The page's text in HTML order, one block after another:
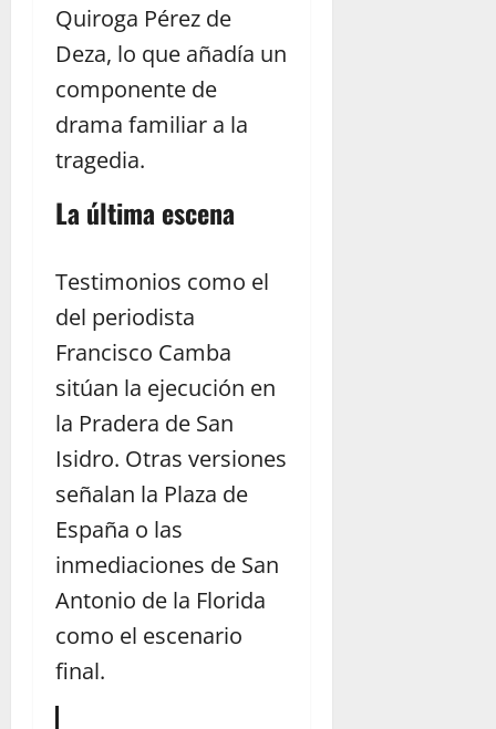
Quiroga Pérez de
Deza, lo que añadía un
componente de
drama familiar a la
tragedia.
La última escena
Testimonios como el
del periodista
Francisco Camba
sitúan la ejecución en
la Pradera de San
Isidro. Otras versiones
señalan la Plaza de
España o las
inmediaciones de San
Antonio de la Florida
como el escenario
final.